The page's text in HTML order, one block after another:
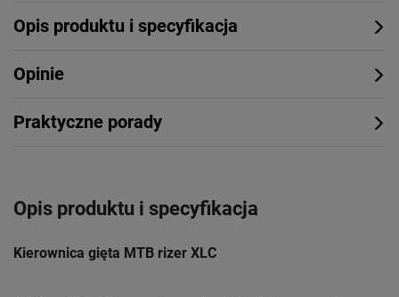
Opis produktu i specyfikacja
Opinie
Praktyczne porady
Opis produktu i specyfikacja
Kierownica gięta MTB rizer XLC